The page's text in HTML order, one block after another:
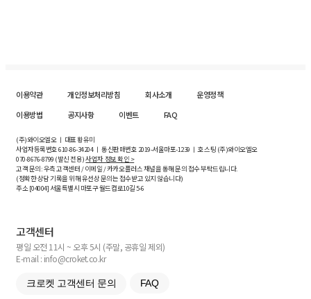
이용약관 개인정보처리방침 회사소개
운영정책
이용방법
공지사항 이벤트 FAQ
(주)와이오엘오 ㅣ 대표 황유미
사업자등록번호610-86-34204ㅣ 통신판매번호 2019-서울마포-1239 ㅣ 호스팅 (주)와이오엘오
070-8676-8799 (발신 전용)사업자 정보 확인 >
고객 문의: 우측 고객센터 / 이메일 / 카카오플러스 채널을 통해 문의 접수 부탁드립니다.
(정확한 상담 기록을 위해 유선상 문의는 접수받고 있지 않습니다)
주소 [04004] 서울특별시 마포구 월드컵로10길5-6
고객센터
평일 오전 11시 ~ 오후 5시 (주말, 공휴일 제외)
E-mail : info@croket.co.kr
크로켓 고객센터 문의 FAQ